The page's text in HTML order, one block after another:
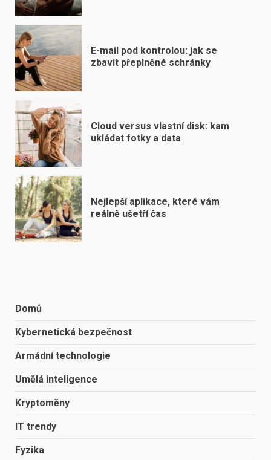
E-mail pod kontrolou: jak se
zbavit přeplněné schránky
Cloud versus vlastní disk: kam
ukládat fotky a data
Nejlepší aplikace, které vám
reálně ušetří čas
Domů
Kybernetická bezpečnost
Armádní technologie
Umělá inteligence
Kryptoměny
IT trendy
Fyzika